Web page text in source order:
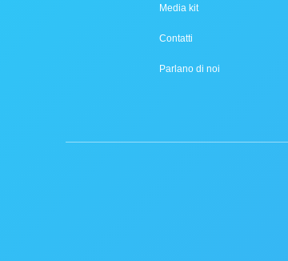
Media kit
Contatti
Parlano di noi